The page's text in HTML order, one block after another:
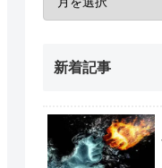
新着記事